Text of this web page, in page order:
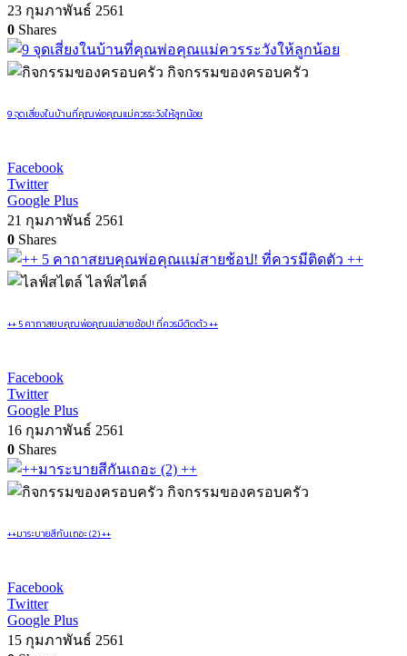
23 กุมภาพันธ์ 2561
0 Shares
กิจกรรมของครอบครัว
9 จุดเสี่ยงในบ้านที่คุณพ่อคุณแม่ควรระวังให้ลูกน้อย
Facebook
Twitter
Google Plus
21 กุมภาพันธ์ 2561
0 Shares
ไลฟ์สไตล์
++ 5 คาถาสยบคุณพ่อคุณแม่สายช้อป! ที่ควรมีติดตัว ++
Facebook
Twitter
Google Plus
16 กุมภาพันธ์ 2561
0 Shares
กิจกรรมของครอบครัว
++มาระบายสีกันเถอะ (2) ++
Facebook
Twitter
Google Plus
15 กุมภาพันธ์ 2561